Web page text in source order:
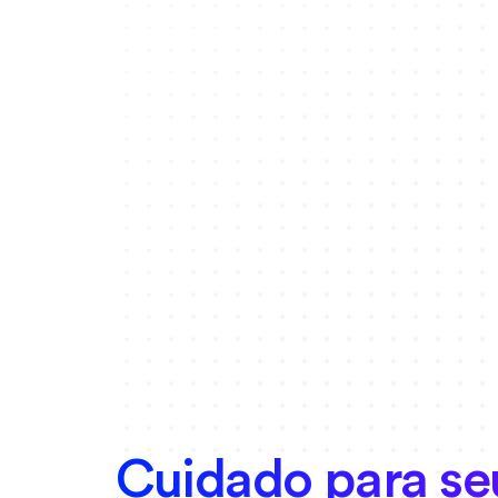
Cuidado para